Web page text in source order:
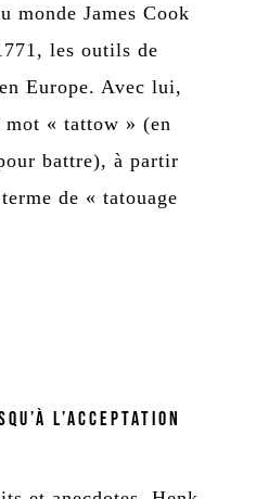
monde James Cook
les outils de
Europe. Avec lui,
« tattow » (en
battre), à partir
de « tatouage
l’acceptation